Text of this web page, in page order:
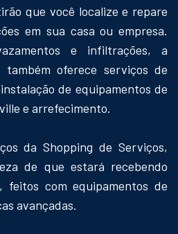
que você localize e repare
em sua casa ou empresa.
e infiltrações, a
também oferece serviços de
de equipamentos de
e arrefecimento.
da Shopping de Serviços,
de que estará recebendo
feitos com equipamentos de
avançadas.